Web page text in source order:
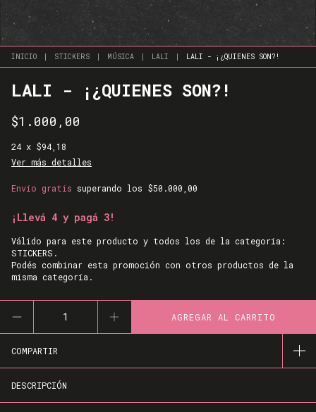
INICIO | STICKERS | MÚSICA | LALI | LALI - ¡¿QUIENES SON?!
LALI - ¡¿QUIENES SON?!
$1.000,00
24 x $94,18
Ver más detalles
Envío gratis superando los $50.000,00
¡Llevá 4 y pagá 3!
Válido para este producto y todos los de la categoría:
STICKERS.
Podés combinar esta promoción con otros productos de la
misma categoría.
COMPARTIR
DESCRIPCIÓN